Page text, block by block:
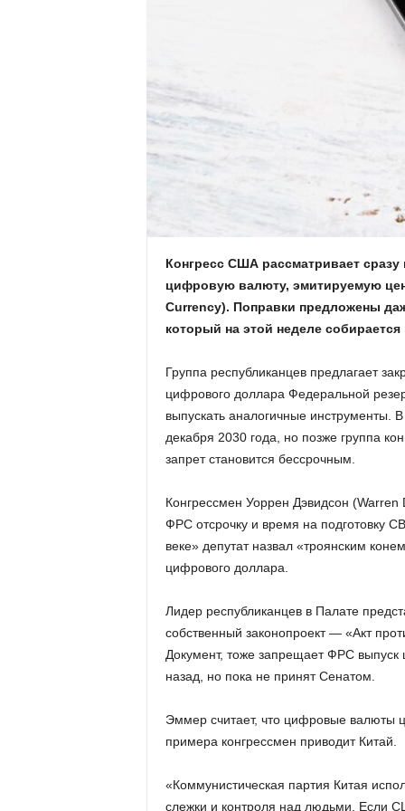
Конгресс США рассматривает
цифровую валюту, эмитируемую
Currency). Поправки предложены
который на этой неделе
Группа республиканцев предлагает
цифрового доллара Федеральной
выпускать аналогичные инструменты.
декабря 2030 года, но позже группа
запрет становится бессрочным.
Конгрессмен Уоррен Дэвидсон (Warren
ФРС отсрочку и время на подготовку
веке» депутат назвал «троянским
цифрового доллара.
Лидер республиканцев в Палате
собственный законопроект — «Акт
Документ, тоже запрещает ФРС
назад, но пока не принят Сенатом.
Эммер считает, что цифровые валюты
примера конгрессмен приводит Китай.
«Коммунистическая партия Китая
слежки и контроля над людьми. Если